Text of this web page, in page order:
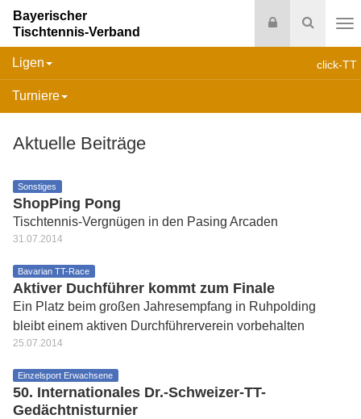
Suche
Login
Bayerischer
Tischtennis-Verband
click-TT
Ligen
Turniere
Aktuelle Beiträge
Sonstiges
ShopPing Pong
Tischtennis-Vergnügen in den Pasing Arcaden
31.07.2014
Bavarian TT-Race
Aktiver Duchführer kommt zum Finale
Ein Platz beim großen Jahresempfang in Ruhpolding
bleibt einem aktiven Durchführerverein vorbehalten
25.07.2014
Einzelsport Erwachsene
50. Internationales Dr.-Schweizer-TT-
Gedächtnisturnier